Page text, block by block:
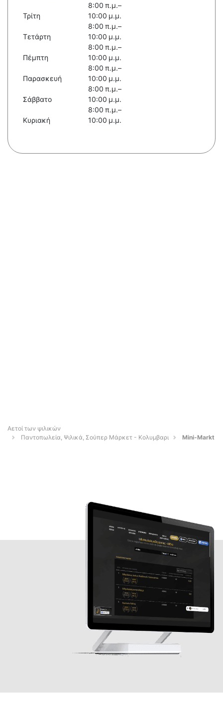
Τρίτη
8:00 π.μ.–
10:00 μ.μ.
Τετάρτη
8:00 π.μ.–
10:00 μ.μ.
Πέμπτη
8:00 π.μ.–
10:00 μ.μ.
Παρασκευή
8:00 π.μ.–
10:00 μ.μ.
Σάββατο
8:00 π.μ.–
10:00 μ.μ.
Κυριακή
8:00 π.μ.–
10:00 μ.μ.
Αετοί των ψιλικών
Παντοπωλεία, Ψιλικά, Σούπερ Μάρκετ - Κολυμβαρι
Mini-Markt